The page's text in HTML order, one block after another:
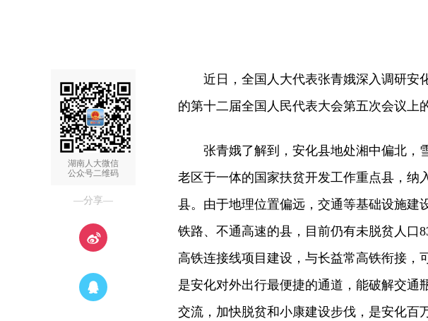
湖南人大微信
公众号二维码
—分享—
近日，全国人大代表张青娥深入调研安
的第十二届全国人民代表大会第五次会议上
张青娥了解到，安化县地处湘中偏北，
老区于一体的国家扶贫开发工作重点县，纳
县。由于地理位置偏远，交通等基础设施建
铁路、不通高速的县，目前仍有未脱贫人口
高铁连接线项目建设，与长益常高铁衔接，
是安化对外出行最便捷的通道，能破解交通
交流，加快脱贫和小康建设步伐，是安化百